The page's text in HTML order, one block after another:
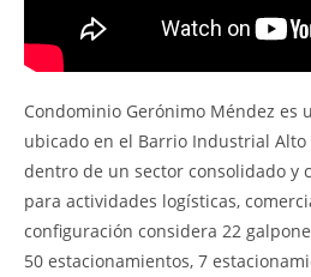
Condominio Gerónimo Méndez
ubicado en el Barrio Industrial Alto
dentro de un sector consolidado y
para actividades logísticas,
configuración considera 22
50 estacionamientos, 7